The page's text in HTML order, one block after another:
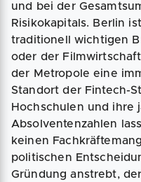
und bei der
Risikokapitals. Berlin
traditionell wichtigen
oder der
der Metropole eine
Standort der Fintech-
Hochschulen und ihre
Absolventenzahlen
keinen
politischen
Gründung anstrebt,